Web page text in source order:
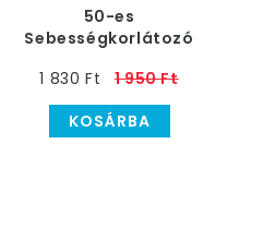
50-es
Sebességkorlátozó
1 830 Ft
1 950 Ft
KOSÁRBA